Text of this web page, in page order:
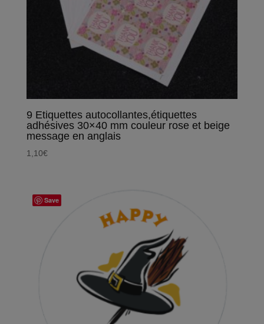
9 Etiquettes autocollantes,étiquettes
adhésives 30×40 mm couleur rose et beige
message en anglais
1,10€
Save